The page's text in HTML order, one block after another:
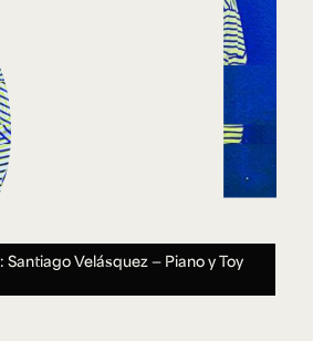
Velásquez — Piano y Toy